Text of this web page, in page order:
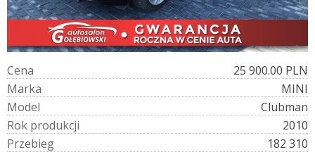
Cena
25 900.00 PLN
Marka
MINI
Model
Clubman
Rok produkcji
2010
Przebieg
182 310